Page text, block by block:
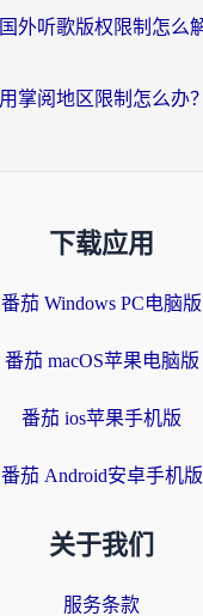
下载应用
番茄 Windows PC电脑版
番茄 macOS苹果电脑版
番茄 ios苹果手机版
番茄 Android安卓手机版
关于我们
服务条款